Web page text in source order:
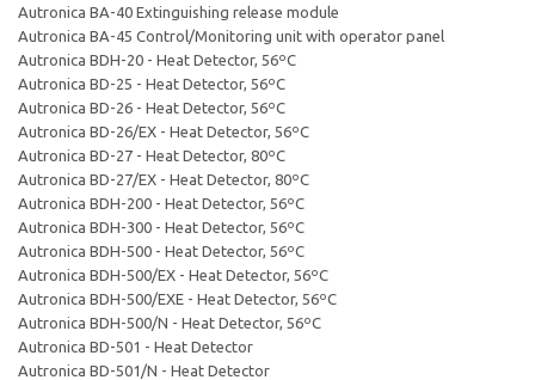
Autronica BA-40 Extinguishing release module
Autronica BA-45 Control/Monitoring unit with operator panel
Autronica BDH-20 - Heat Detector, 56ºC
Autronica BD-25 - Heat Detector, 56ºC
Autronica BD-26 - Heat Detector, 56ºC
Autronica BD-26/EX - Heat Detector, 56ºC
Autronica BD-27 - Heat Detector, 80ºC
Autronica BD-27/EX - Heat Detector, 80ºC
Autronica BDH-200 - Heat Detector, 56ºC
Autronica BDH-300 - Heat Detector, 56ºC
Autronica BDH-500 - Heat Detector, 56ºC
Autronica BDH-500/EX - Heat Detector, 56ºC
Autronica BDH-500/EXE - Heat Detector, 56ºC
Autronica BDH-500/N - Heat Detector, 56ºC
Autronica BD-501 - Heat Detector
Autronica BD-501/N - Heat Detector